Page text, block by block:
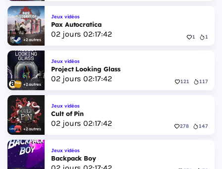
+2 autres
Jeux vidéos
Pax Autocratica
02jours 02:17:41 1 1
+2 autres
Jeux vidéos
Project Looking Glass
02jours 02:17:41 121 117
+2 autres
Jeux vidéos
Cult of Pin
02jours 02:17:41 278 147
Jeux vidéos
Backpack Boy